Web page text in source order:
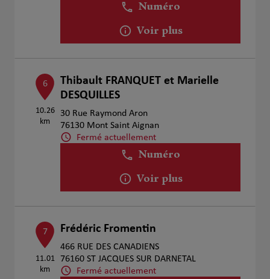
Numéro
Voir plus
6
10.26
km
Thibault FRANQUET et Marielle
DESQUILLES
30 Rue Raymond Aron
76130 Mont Saint Aignan
Fermé actuellement
Numéro
Voir plus
7
11.01
km
Frédéric Fromentin
466 RUE DES CANADIENS
76160 ST JACQUES SUR DARNETAL
Fermé actuellement